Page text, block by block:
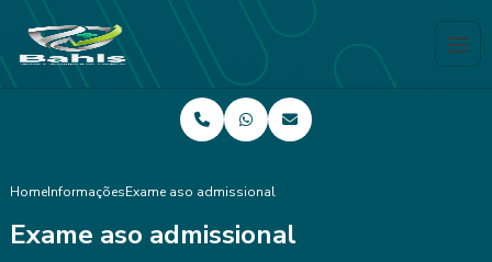
HomeInformaçõesExame aso admissional
Exame aso admissional